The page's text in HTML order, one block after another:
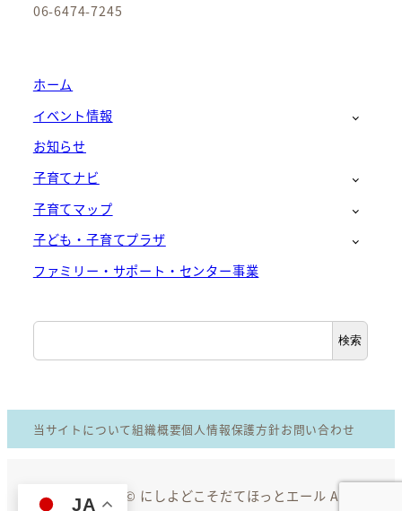
06-6474-7245
ホーム
イベント情報
お知らせ
子育てナビ
子育てマップ
子ども・子育てプラザ
ファミリー・サポート・センター事業
検
索
検索
当サイトについて組織概要個人情報保護方針お問い合わせ
Copyright © にしよどこそだてほっとエール All
JA